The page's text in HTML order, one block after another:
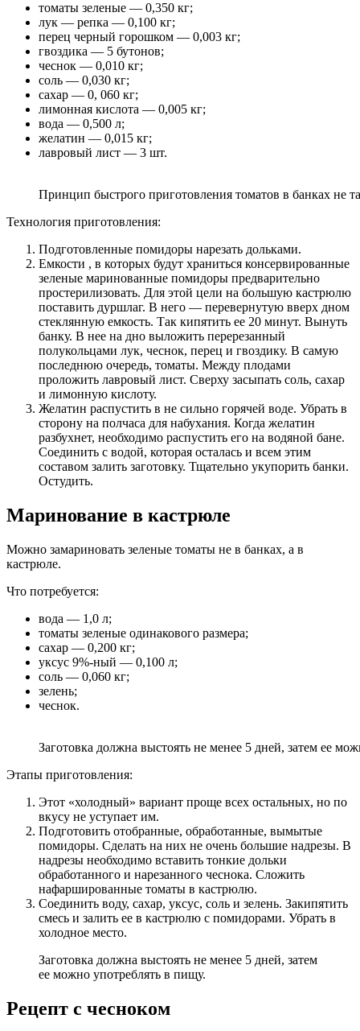
томаты зеленые — 0,350 кг;
лук — репка — 0,100 кг;
перец черный горошком — 0,003 кг;
гвоздика — 5 бутонов;
чеснок — 0,010 кг;
соль — 0,030 кг;
сахар — 0, 060 кг;
лимонная кислота — 0,005 кг;
вода — 0,500 л;
желатин — 0,015 кг;
лавровый лист — 3 шт.
Принцип быстрого приготовления томатов в банках не
Технология приготовления:
Подготовленные помидоры нарезать дольками.
Емкости , в которых будут храниться консервированные
зеленые маринованные помидоры предварительно
простерилизовать. Для этой цели на большую кастрюлю
поставить дуршлаг. В него — перевернутую вверх дном
стеклянную емкость. Так кипятить ее 20 минут. Вынуть
банку. В нее на дно выложить перерезанный
полукольцами лук, чеснок, перец и гвоздику. В самую
последнюю очередь, томаты. Между плодами
проложить лавровый лист. Сверху засыпать соль, сахар
и лимонную кислоту.
Желатин распустить в не сильно горячей воде. Убрать в
сторону на полчаса для набухания. Когда желатин
разбухнет, необходимо распустить его на водяной бане.
Соединить с водой, которая осталась и всем этим
составом залить заготовку. Тщательно укупорить банки.
Остудить.
Маринование в кастрюле
Можно замариновать зеленые томаты не в банках, а в
кастрюле.
Что потребуется:
вода — 1,0 л;
томаты зеленые одинакового размера;
сахар — 0,200 кг;
уксус 9%-ный — 0,100 л;
соль — 0,060 кг;
зелень;
чеснок.
Заготовка должна выстоять не менее 5 дней, затем ее
Этапы приготовления:
Этот «холодный» вариант проще всех остальных, но по
вкусу не уступает им.
Подготовить отобранные, обработанные, вымытые
помидоры. Сделать на них не очень большие надрезы. В
надрезы необходимо вставить тонкие дольки
обработанного и нарезанного чеснока. Сложить
нафаршированные томаты в кастрюлю.
Соединить воду, сахар, уксус, соль и зелень. Закипятить
смесь и залить ее в кастрюлю с помидорами. Убрать в
холодное место.
Заготовка должна выстоять не менее 5 дней, затем
ее можно употреблять в пищу.
Рецепт с чесноком